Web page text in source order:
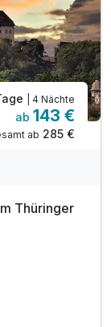
| 4 Nächte
ab 143 €
ab 285 €
Thüringer